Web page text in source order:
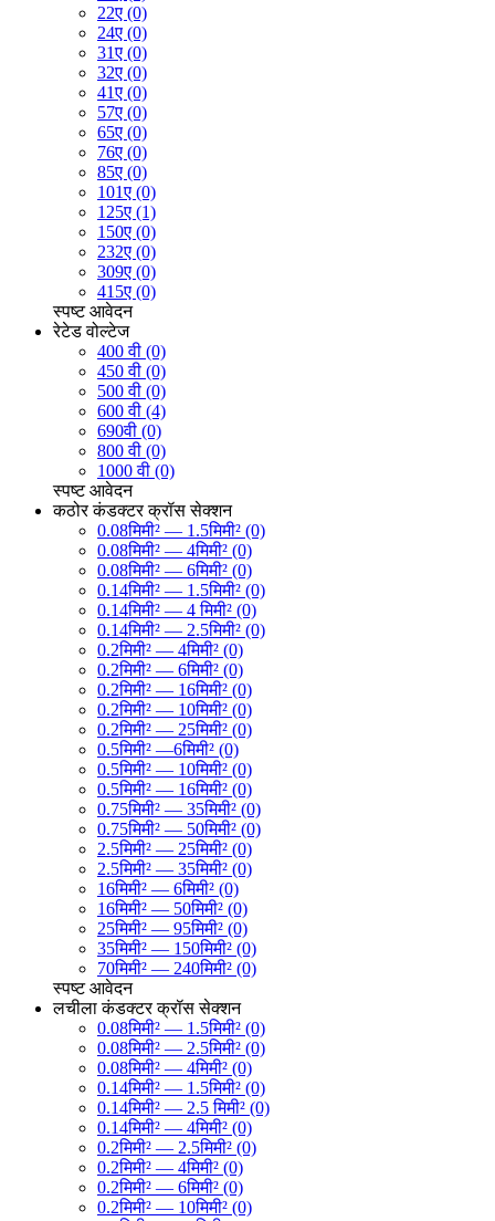
22ए (0)
24ए (0)
31ए (0)
32ए (0)
41ए (0)
57ए (0)
65ए (0)
76ए (0)
85ए (0)
101ए (0)
125ए (1)
150ए (0)
232ए (0)
309ए (0)
415ए (0)
स्पष्ट आवेदन
रेटेड वोल्टेज
400 वी (0)
450 वी (0)
500 वी (0)
600 वी (4)
690वी (0)
800 वी (0)
1000 वी (0)
स्पष्ट आवेदन
कठोर कंडक्टर क्रॉस सेक्शन
0.08मिमी² — 1.5मिमी² (0)
0.08मिमी² — 4मिमी² (0)
0.08मिमी² — 6मिमी² (0)
0.14मिमी² — 1.5मिमी² (0)
0.14मिमी² — 4 मिमी² (0)
0.14मिमी² — 2.5मिमी² (0)
0.2मिमी² — 4मिमी² (0)
0.2मिमी² — 6मिमी² (0)
0.2मिमी² — 16मिमी² (0)
0.2मिमी² — 10मिमी² (0)
0.2मिमी² — 25मिमी² (0)
0.5मिमी² —6मिमी² (0)
0.5मिमी² — 10मिमी² (0)
0.5मिमी² — 16मिमी² (0)
0.75मिमी² — 35मिमी² (0)
0.75मिमी² — 50मिमी² (0)
2.5मिमी² — 25मिमी² (0)
2.5मिमी² — 35मिमी² (0)
16मिमी² — 6मिमी² (0)
16मिमी² — 50मिमी² (0)
25मिमी² — 95मिमी² (0)
35मिमी² — 150मिमी² (0)
70मिमी² — 240मिमी² (0)
स्पष्ट आवेदन
लचीला कंडक्टर क्रॉस सेक्शन
0.08मिमी² — 1.5मिमी² (0)
0.08मिमी² — 2.5मिमी² (0)
0.08मिमी² — 4मिमी² (0)
0.14मिमी² — 1.5मिमी² (0)
0.14मिमी² — 2.5 मिमी² (0)
0.14मिमी² — 4मिमी² (0)
0.2मिमी² — 2.5मिमी² (0)
0.2मिमी² — 4मिमी² (0)
0.2मिमी² — 6मिमी² (0)
0.2मिमी² — 10मिमी² (0)